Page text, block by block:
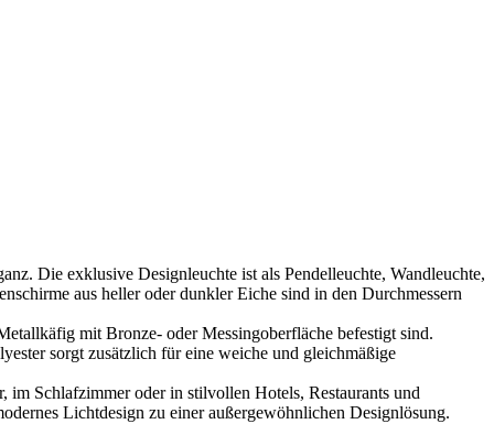
Die exklusive Designleuchte ist als Pendelleuchte, Wandleuchte,
aus heller oder dunkler Eiche sind in den Durchmessern
mit Bronze- oder Messingoberfläche befestigt sind.
sorgt zusätzlich für eine weiche und gleichmäßige
Schlafzimmer oder in stilvollen Hotels, Restaurants und
Lichtdesign zu einer außergewöhnlichen Designlösung.